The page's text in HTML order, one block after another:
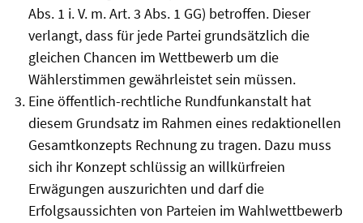
Abs. 1 i. V. m. Art. 3 Abs. 1 GG) betroffen. Dieser
verlangt, dass für jede Partei grundsätzlich die
gleichen Chancen im Wettbewerb um die
Wählerstimmen gewährleistet sein müssen.
Eine öffentlich-rechtliche Rundfunkanstalt hat
diesem Grundsatz im Rahmen eines redaktionellen
Gesamtkonzepts Rechnung zu tragen. Dazu muss
sich ihr Konzept schlüssig an willkürfreien
Erwägungen auszurichten und darf die
Erfolgsaussichten von Parteien im Wahlwettbewerb